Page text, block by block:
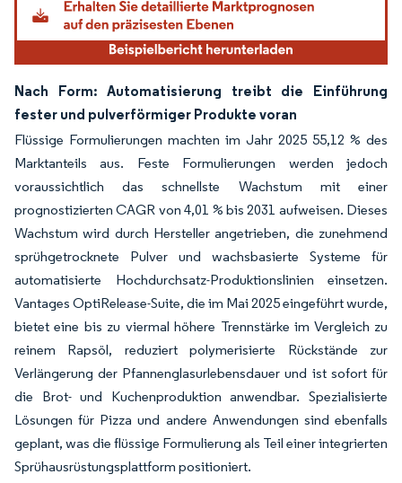
Nach Form: Automatisierung treibt die Einführung
fester und pulverförmiger Produkte voran
Flüssige Formulierungen machten im Jahr 2025 55,12 % des
Marktanteils aus. Feste Formulierungen werden jedoch
voraussichtlich das schnellste Wachstum mit einer
prognostizierten CAGR von 4,01 % bis 2031 aufweisen. Dieses
Wachstum wird durch Hersteller angetrieben, die zunehmend
sprühgetrocknete Pulver und wachsbasierte Systeme für
automatisierte Hochdurchsatz-Produktionslinien einsetzen.
Vantages OptiRelease-Suite, die im Mai 2025 eingeführt wurde,
bietet eine bis zu viermal höhere Trennstärke im Vergleich zu
reinem Rapsöl, reduziert polymerisierte Rückstände zur
Verlängerung der Pfannenglasurlebensdauer und ist sofort für
die Brot- und Kuchenproduktion anwendbar. Spezialisierte
Lösungen für Pizza und andere Anwendungen sind ebenfalls
geplant, was die flüssige Formulierung als Teil einer integrierten
Sprühausrüstungsplattform positioniert.